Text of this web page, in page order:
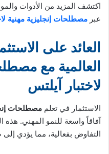
اكتشف المزيد من الأدوات
عبر مصطلحات إنجليزية مهنية
العائد على
العالمية مع
لاختبار آيلتس
الاستثمار في تعلم مصطلحات
آفاقاً واسعة للنمو المهني.
التفاوض بفعالية، مما يؤدي